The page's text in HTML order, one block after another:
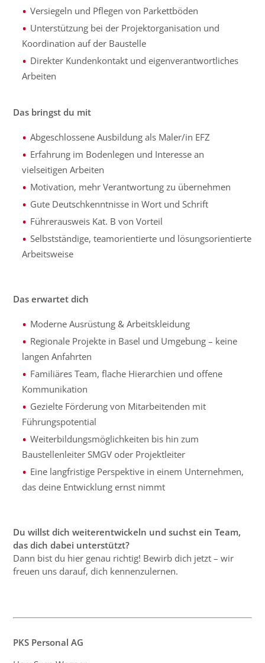
Versiegeln und Pflegen von Parkettböden
Unterstützung bei der Projektorganisation und
Koordination auf der Baustelle
Direkter Kundenkontakt und eigenverantwortliches
Arbeiten
Das bringst du mit
Abgeschlossene Ausbildung als Maler/in EFZ
Erfahrung im Bodenlegen und Interesse an
vielseitigen Arbeiten
Motivation, mehr Verantwortung zu übernehmen
Gute Deutschkenntnisse in Wort und Schrift
Führerausweis Kat. B von Vorteil
Selbstständige, teamorientierte und lösungsorientierte
Arbeitsweise
Das erwartet dich
Moderne Ausrüstung & Arbeitskleidung
Regionale Projekte in Basel und Umgebung – keine
langen Anfahrten
Familiäres Team, flache Hierarchien und offene
Kommunikation
Gezielte Förderung von Mitarbeitenden mit
Führungspotential
Weiterbildungsmöglichkeiten bis hin zum
Baustellenleiter SMGV oder Projektleiter
Eine langfristige Perspektive in einem Unternehmen,
das deine Entwicklung ernst nimmt
Du willst dich weiterentwickeln und suchst ein Team,
das dich dabei unterstützt?
Dann bist du hier genau richtig! Bewirb dich jetzt – wir
freuen uns darauf, dich kennenzulernen.
PKS Personal AG